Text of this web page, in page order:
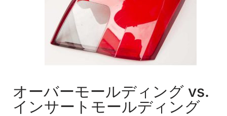
オーバーモールディング vs.
インサートモールディング